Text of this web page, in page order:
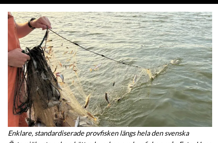
Enklare, standardiserade provfisken längs hela den svenska